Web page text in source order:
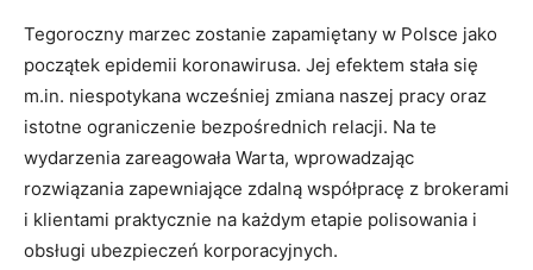
Tegoroczny marzec zostanie zapamiętany w Polsce jako
początek epidemii koronawirusa. Jej efektem stała się
m.in. niespotykana wcześniej zmiana naszej pracy oraz
istotne ograniczenie bezpośrednich relacji. Na te
wydarzenia zareagowała Warta, wprowadzając
rozwiązania zapewniające zdalną współpracę z brokerami
i klientami praktycznie na każdym etapie polisowania i
obsługi ubezpieczeń korporacyjnych.